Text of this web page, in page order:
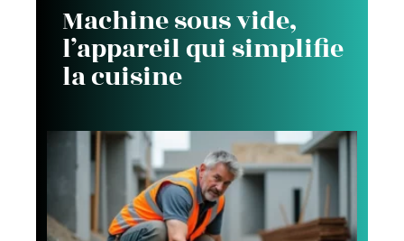
Machine sous vide,
l’appareil qui simplifie
la cuisine